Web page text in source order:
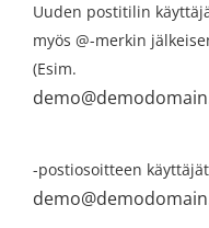
Uuden postitilin
myös @-merkin
(Esim.
-postiosoitteen